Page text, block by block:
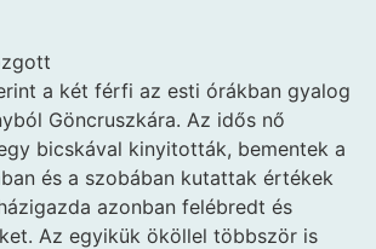
a két férfi az esti órákban gyalog
Göncruszkára. Az idős nő
bicskával kinyitották, bementek a
és a szobában kutattak értékek
azonban felébredt és
Az egyikük ököllel többször is